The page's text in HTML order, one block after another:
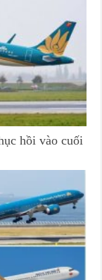
hồi vào cuối